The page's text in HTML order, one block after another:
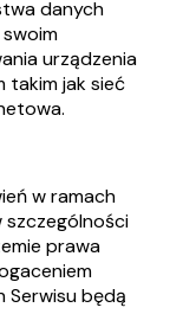
danych
urządzenia
takim jak sieć
w ramach
szczególności
prawa
Serwisu będą